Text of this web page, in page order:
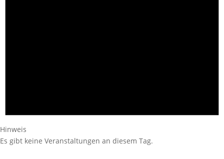
Hinweis
Es gibt keine Veranstaltungen an diesem Tag.